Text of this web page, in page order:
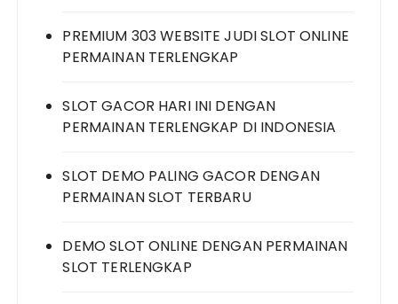
PREMIUM 303 WEBSITE JUDI SLOT ONLINE
PERMAINAN TERLENGKAP
SLOT GACOR HARI INI DENGAN
PERMAINAN TERLENGKAP DI INDONESIA
SLOT DEMO PALING GACOR DENGAN
PERMAINAN SLOT TERBARU
DEMO SLOT ONLINE DENGAN PERMAINAN
SLOT TERLENGKAP